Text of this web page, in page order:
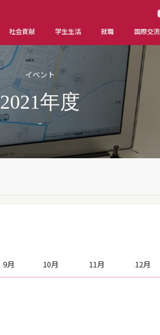
社会貢献 学生生活 就職 国際交流
イベント
2021年度
9月 10月 11月 12月